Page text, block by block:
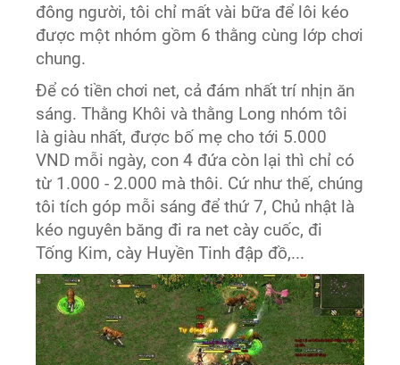
đông người, tôi chỉ mất vài bữa để lôi kéo
được một nhóm gồm 6 thằng cùng lớp chơi
chung.
Để có tiền chơi net, cả đám nhất trí nhịn ăn
sáng. Thằng Khôi và thằng Long nhóm tôi
là giàu nhất, được bố mẹ cho tới 5.000
VND mỗi ngày, con 4 đứa còn lại thì chỉ có
từ 1.000 - 2.000 mà thôi. Cứ như thế, chúng
tôi tích góp mỗi sáng để thứ 7, Chủ nhật là
kéo nguyên băng đi ra net cày cuốc, đi
Tống Kim, cày Huyền Tinh đập đồ,...